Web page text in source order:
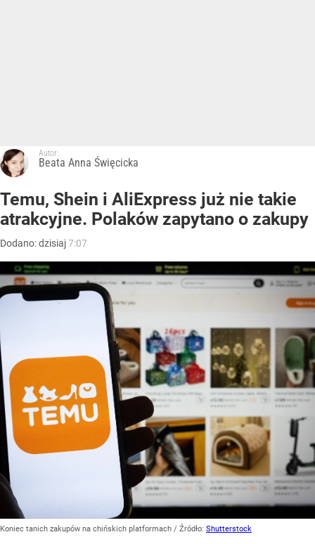
Autor:
Beata Anna Święcicka
Temu, Shein i AliExpress już nie takie
atrakcyjne. Polaków zapytano o zakupy
Dodano:dzisiaj7:07
Koniec tanich zakupów na chińskich platformach / Źródło: Shutterstock